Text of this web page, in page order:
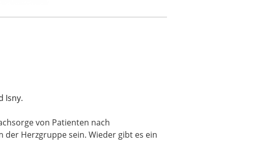
Isny.
von Patienten nach
Herzgruppe sein. Wieder gibt es ein